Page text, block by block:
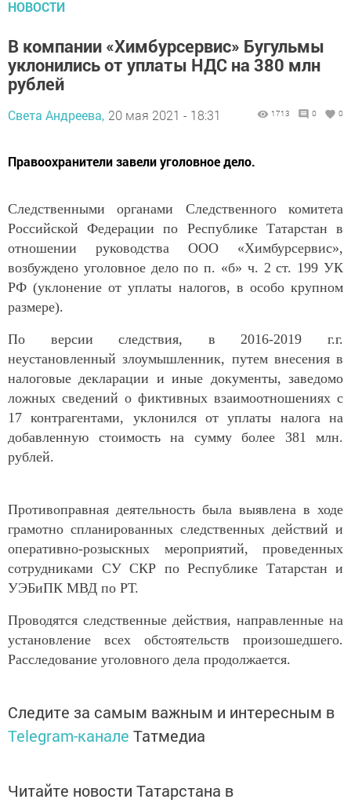
НОВОСТИ
В компании «Химбурсервис» Бугульмы
уклонились от уплаты НДС на 380 млн
рублей
Света Андреева, 20 мая 2021 - 18:31 1713 0 0
Правоохранители завели уголовное дело.
Следственными органами Следственного комитета
Российской Федерации по Республике Татарстан в
отношении руководства ООО «Химбурсервис»,
возбуждено уголовное дело по п. «б» ч. 2 ст. 199 УК
РФ (уклонение от уплаты налогов, в особо крупном
размере).
По версии следствия, в 2016-2019 г.г.
неустановленный злоумышленник, путем внесения в
налоговые декларации и иные документы, заведомо
ложных сведений о фиктивных взаимоотношениях с
17 контрагентами, уклонился от уплаты налога на
добавленную стоимость на сумму более 381 млн.
рублей.
Противоправная деятельность была выявлена в ходе
грамотно спланированных следственных действий и
оперативно-розыскных мероприятий, проведенных
сотрудниками СУ СКР по Республике Татарстан и
УЭБиПК МВД по РТ.
Проводятся следственные действия, направленные на
установление всех обстоятельств произошедшего.
Расследование уголовного дела продолжается.
Следите за самым важным и интересным в
Telegram-канале Татмедиа
Читайте новости Татарстана в